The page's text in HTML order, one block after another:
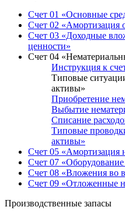
Счет 01 «Основные
Счет 02 «Амортизация
Счет 03 «Доходные
ценности»
Счет 04
Инструкция к
Типовые
активы»
Приобретение
Выбытие
Списание
Типовые
активы»
Счет 05 «Амортизация
Счет 07 «Оборудование
Счет 08 «Вложения во
Счет 09 «Отложенные
Производственные запасы